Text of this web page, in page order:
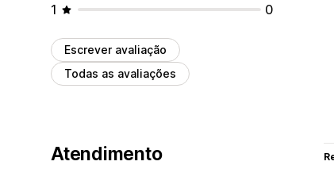
1
0
Escrever avaliação
Todas as avaliações
Atendimento